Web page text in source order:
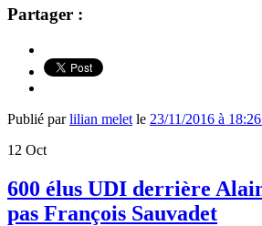
Partager :
Publié parlilian melet le 23/11/2016 à
12 Oct
600 élus UDI derrière
pas François Sauvadet